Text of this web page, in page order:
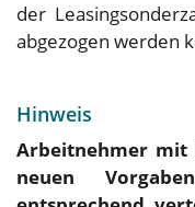
der
abgezogen werden
Hinweis
Arbeitnehmer mit
neuen